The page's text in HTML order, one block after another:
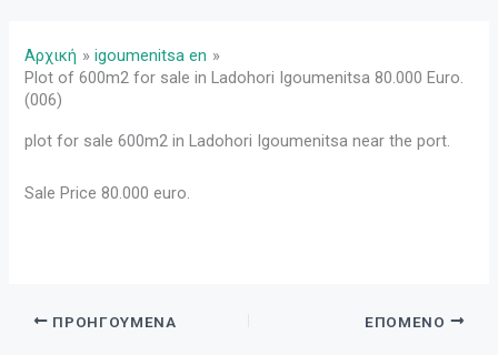
Αρχική
igoumenitsa en
Plot of 600m2 for sale in Ladohori Igoumenitsa 80.000 Euro.
(006)
plot for sale 600m2 in Ladohori Igoumenitsa near the port.
Sale Price 80.000 euro.
ΠΡΟΗΓΟΎΜΕΝΑ ΕΠΌΜΕΝΟ